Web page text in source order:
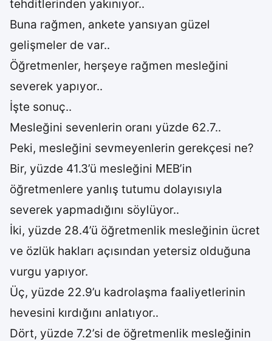
tehditlerinden yakınıyor..
Buna rağmen, ankete yansıyan güzel
gelişmeler de var..
Öğretmenler, herşeye rağmen mesleğini
severek yapıyor..
İşte sonuç..
Mesleğini sevenlerin oranı yüzde 62.7..
Peki, mesleğini sevmeyenlerin gerekçesi ne?
Bir, yüzde 41.3’ü mesleğini MEB’in
öğretmenlere yanlış tutumu dolayısıyla
severek yapmadığını söylüyor..
İki, yüzde 28.4’ü öğretmenlik mesleğinin ücret
ve özlük hakları açısından yetersiz olduğuna
vurgu yapıyor.
Üç, yüzde 22.9’u kadrolaşma faaliyetlerinin
hevesini kırdığını anlatıyor..
Dört, yüzde 7.2’si de öğretmenlik mesleğinin